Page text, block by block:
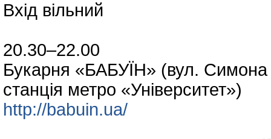
Вхід вільний
20.30–22.00
Букарня «БАБУЇН» (вул.
станція метро «Університет»)
http://babuin.ua/